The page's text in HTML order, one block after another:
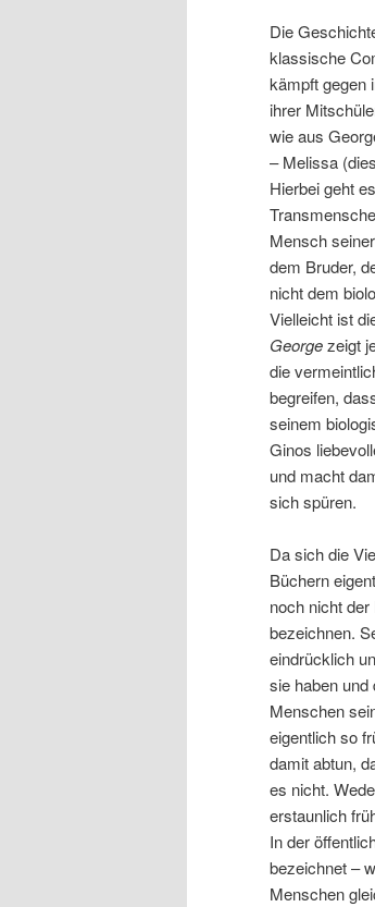
Die
klassische
kämpft gegen
ihrer
wie aus
– Melissa
Hierbei geht
Mensch
dem Bruder,
nicht dem
Vielleicht ist
Georgezeigt
die
begreifen,
seinem
Ginos
und macht
sich spüren.
Da sich die
Büchern
noch nicht
bezeichnen.
eindrücklich
sie haben und
Menschen
eigentlich so
damit abtun,
es nicht.
erstaunlich
In der
bezeichnet –
Menschen